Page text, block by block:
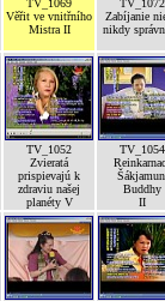
TV_1069
Věřit ve vnitřního
Mistra II
TV_1072
Zabíjanie
nikdy
TV_1052
Zvieratá
prispievajú k
zdraviu našej
planéty V
TV_1054
Buddhy
II